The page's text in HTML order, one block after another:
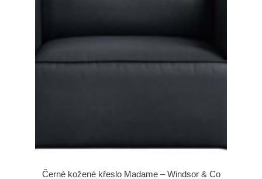
Černé kožené křeslo Madame – Windsor & Co